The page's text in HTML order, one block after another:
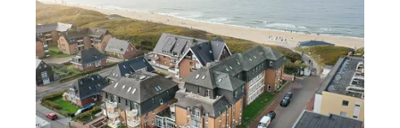
Hotel Group gepachtet.